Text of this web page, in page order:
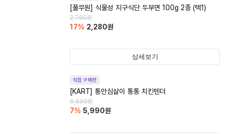
[풀무원] 식물성 지구식단 두부면 100g 2종 (택1)
2,780원
17% 2,280원
상세보기
직접 구매한
[KART] 통안심살이 통통 치킨텐더
6,500원
7% 5,990원